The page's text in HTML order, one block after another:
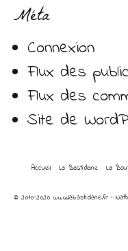
Méta
Connexion
Flux des
Flux des
Site de
Accueil La Bastidane La
© 2010-2020 www.labastidane.fr -